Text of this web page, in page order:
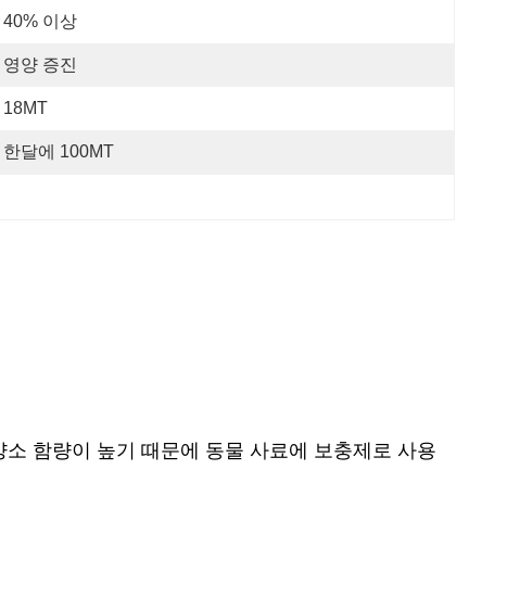
40% 이상
영양 증진
18MT
한달에 100MT
함량이 높기 때문에 동물 사료에 보충제로 사용